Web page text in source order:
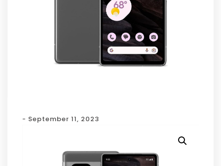
- September 11, 2023